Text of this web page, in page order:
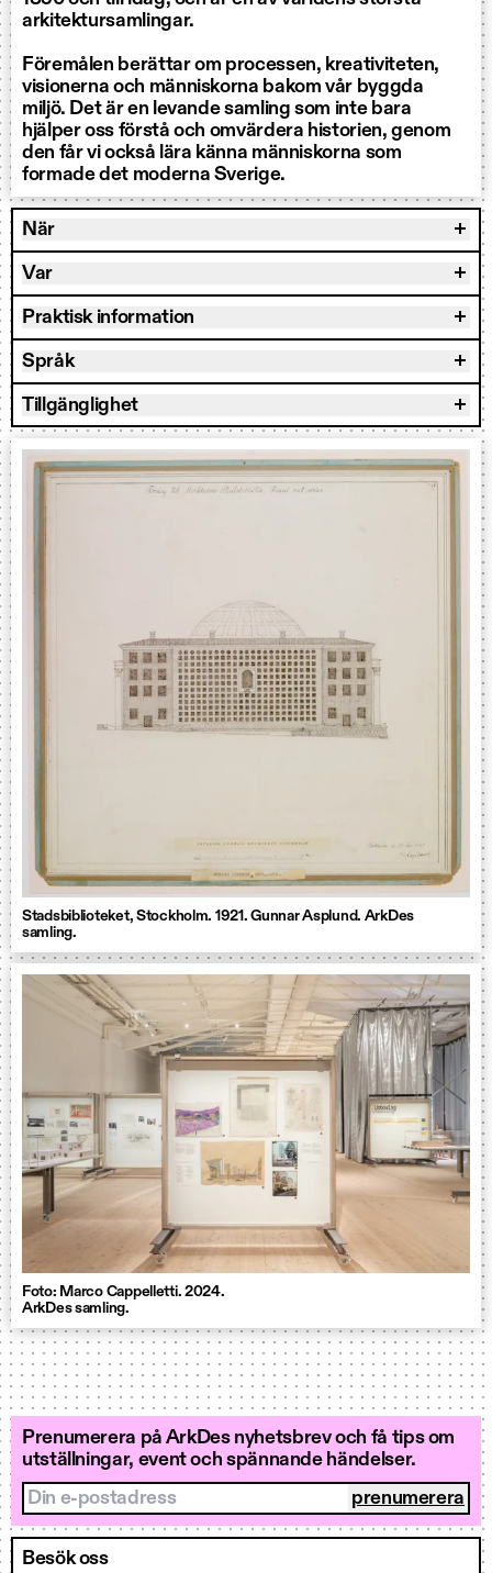
arkitektursamlingar.
Föremålen berättar om processen, kreativiteten,
visionerna och människorna bakom vår byggda
miljö. Det är en levande samling som inte bara
hjälper oss förstå och omvärdera historien, genom
den får vi också lära känna människorna som
formade det moderna Sverige.
När
Var
Praktisk information
Språk
Tillgänglighet
Stadsbiblioteket, Stockholm. 1921. Gunnar Asplund. ArkDes
samling.
Foto: Marco Cappelletti. 2024.
ArkDes samling.
Prenumerera på ArkDes nyhetsbrev och få tips om
utställningar, event och spännande händelser.
Din e-postadress
Besök oss